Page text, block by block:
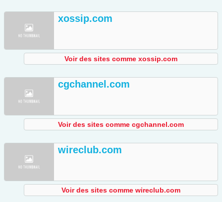
xossip.com
Voir des sites comme xossip.com
cgchannel.com
Voir des sites comme cgchannel.com
wireclub.com
Voir des sites comme wireclub.com